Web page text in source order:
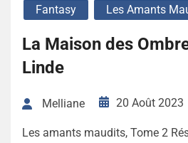
Fantasy Les Amants
La Maison des
Linde
Melliane 20 Août 2023
Les amants maudits, Tome 2